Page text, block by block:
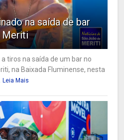
na saída de bar
Meriti
tiros na saída de um bar no
na Baixada Fluminense, nesta
Leia Mais